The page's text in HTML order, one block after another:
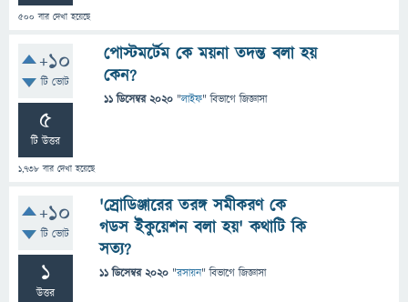
500 বার দেখা হয়েছে
+10
টি ভোট
5
টি উত্তর
1,738 বার দেখা হয়েছে
পোস্টমর্টেম কে ময়না তদন্ত বলা হয়
কেন?
11 ডিসেম্বর 2020 "লাইফ" বিভাগে জিজ্ঞাসা
+10
টি ভোট
1
উত্তর
'স্রোডিঞ্জারের তরঙ্গ সমীকরণ কে
গডস ইকুয়েশন বলা হয়' কথাটি কি
সত্য?
11 ডিসেম্বর 2020 "রসায়ন" বিভাগে জিজ্ঞাসা